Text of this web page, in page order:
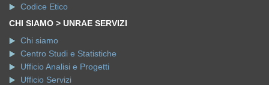
Codice Etico
CHI SIAMO > UNRAE SERVIZI
Chi siamo
Centro Studi e Statistiche
Ufficio Analisi e Progetti
Ufficio Servizi